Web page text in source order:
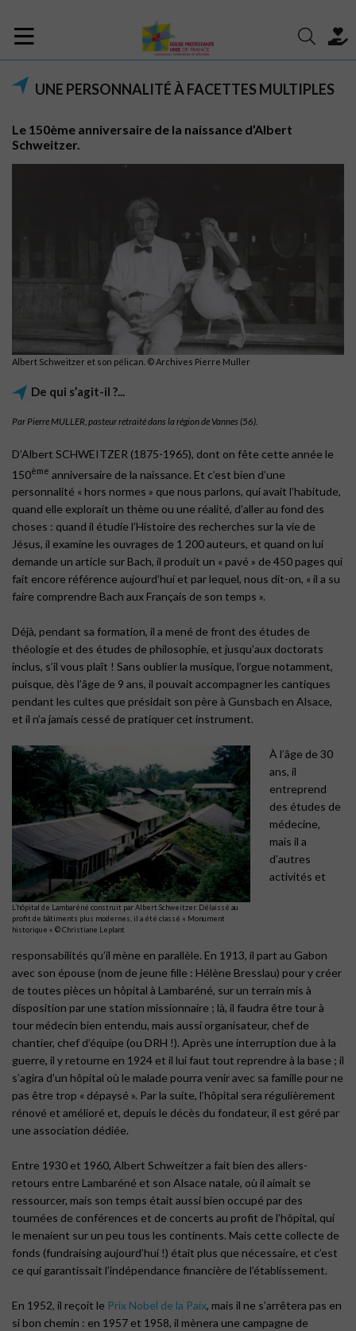
UNE PERSONNALITÉ À FACETTES MULTIPLES
Le 150ème anniversaire de la naissance d’Albert
Schweitzer.
Albert Schweitzer et son pélican. ©︎ Archives Pierre Muller
De qui s’agit-il ?...
Par Pierre MULLER, pasteur retraité dans la région de Vannes (56).
D’Albert SCHWEITZER (1875-1965), dont on fête cette année le
150ème anniversaire de la naissance. Et c’est bien d’une
personnalité « hors normes » que nous parlons, qui avait l’habitude,
quand elle explorait un thème ou une réalité, d’aller au fond des
choses : quand il étudie l’Histoire des recherches sur la vie de
Jésus, il examine les ouvrages de 1 200 auteurs, et quand on lui
demande un article sur Bach, il produit un « pavé » de 450 pages qui
fait encore référence aujourd’hui et par lequel, nous dit-on, « il a su
faire comprendre Bach aux Français de son temps ».
Déjà, pendant sa formation, il a mené de front des études de
théologie et des études de philosophie, et jusqu’aux doctorats
inclus, s’il vous plaît ! Sans oublier la musique, l’orgue notamment,
puisque, dès l’âge de 9 ans, il pouvait accompagner les cantiques
pendant les cultes que présidait son père à Gunsbach en Alsace,
et il n’a jamais cessé de pratiquer cet instrument.
L’hôpital de Lambaréné construit par Albert Schweitzer. Délaissé au
profit de bâtiments plus modernes, il a été classé « Monument
historique ». ©︎ Christiane Leplant
À l’âge de 30
ans, il
entreprend
des études de
médecine,
mais il a
d’autres
activités et
responsabilités qu’il mène en parallèle. En 1913, il part au Gabon
avec son épouse (nom de jeune fille : Hélène Bresslau) pour y créer
de toutes pièces un hôpital à Lambaréné, sur un terrain mis à
disposition par une station missionnaire ; là, il faudra être tour à
tour médecin bien entendu, mais aussi organisateur, chef de
chantier, chef d’équipe (ou DRH !). Après une interruption due à la
guerre, il y retourne en 1924 et il lui faut tout reprendre à la base ; il
s’agira d’un hôpital où le malade pourra venir avec sa famille pour ne
pas être trop « dépaysé ». Par la suite, l’hôpital sera régulièrement
rénové et amélioré et, depuis le décès du fondateur, il est géré par
une association dédiée.
Entre 1930 et 1960, Albert Schweitzer a fait bien des allers-
retours entre Lambaréné et son Alsace natale, où il aimait se
ressourcer, mais son temps était aussi bien occupé par des
tournées de conférences et de concerts au profit de l’hôpital, qui
le menaient sur un peu tous les continents. Mais cette collecte de
fonds (fundraising aujourd’hui !) était plus que nécessaire, et c’est
ce qui garantissait l’indépendance financière de l’établissement.
En 1952, il reçoit le Prix Nobel de la Paix, mais il ne s’arrêtera pas en
si bon chemin : en 1957 et 1958, il mènera une campagne de